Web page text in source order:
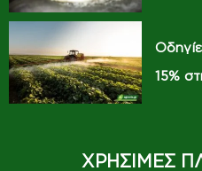
15%
ΧΡΗΣΙΜΕΣ